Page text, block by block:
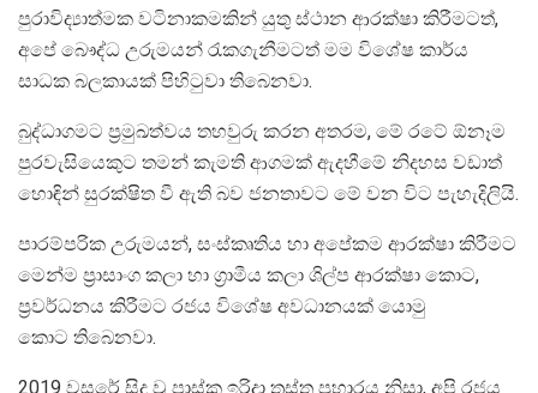
පුරාවිද්‍යාත්මක වටිනාකමකින් යුතු ස්ථාන ආරක්ෂා කිරීමටත්,
අපේ බෞද්ධ උරුමයන් රැකගැනීමටත් මම විශේෂ කාර්ය
සාධක බලකායක් පිහිටුවා තිබෙනවා.
බුද්ධාගමට ප්‍රමුඛත්වය තහවුරු කරන අතරම, මේ රටේ ඕනෑම
පුරවැසියෙකුට තමන් කැමති ආගමක් ඇදහීමේ නිදහස වඩාත්
හොඳින් සුරක්ෂිත වී ඇති බව ජනතාවට මේ වන විට පැහැදිලියි.
පාරම්පරික උරුමයන්, සංස්කෘතිය හා අපේකම ආරක්ෂා කිරීමට
මෙන්ම ප්‍රාසාංග කලා හා ග්‍රාමීය කලා ශිල්ප ආරක්ෂා කොට,
ප්‍රවර්ධනය කිරීමට රජය විශේෂ අවධානයක් යොමු
කොට තිබෙනවා.
2019 වසරේ සිදූ වූ පාස්කු ඉරිදා ත්‍රස්ත ප්‍රහාරය නිසා, අපි රජය